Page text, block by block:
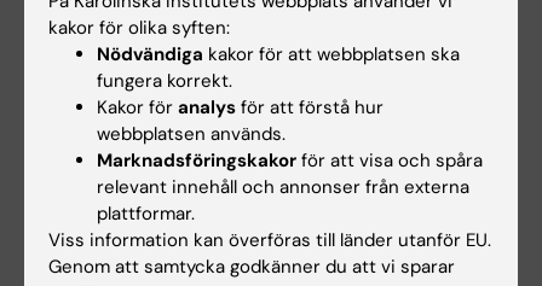
tonåren ökade inte
risken för psykisk
Tiden som tonåringar
spenderar på sociala medier
kunde inte kopplas till…
tilldelas
internationellt
Matthias Löhr, professor i
hepatologi vid…
kakor för olika syften:
Nödvändiga kakor för att webbplatsen ska
fungera korrekt.
Kakor för analys för att förstå hur
webbplatsen används.
Marknadsföringskakor för att visa och spåra
relevant innehåll och annonser från externa
plattformar.
Viss information kan överföras till länder utanför EU.
Genom att samtycka godkänner du att vi sparar